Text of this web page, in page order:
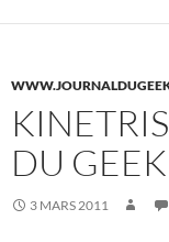
DU GEEK
3 MARS 2011